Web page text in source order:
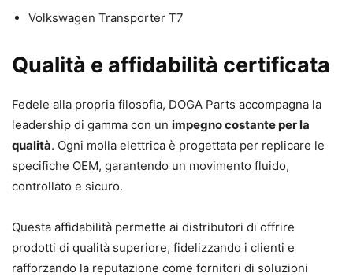
Volkswagen Transporter T7
Qualità e affidabilità certificata
Fedele alla propria filosofia, DOGA Parts accompagna la
leadership di gamma con un impegno costante per la
qualità. Ogni molla elettrica è progettata per replicare le
specifiche OEM, garantendo un movimento fluido,
controllato e sicuro.
Questa affidabilità permette ai distributori di offrire
prodotti di qualità superiore, fidelizzando i clienti e
rafforzando la reputazione come fornitori di soluzioni